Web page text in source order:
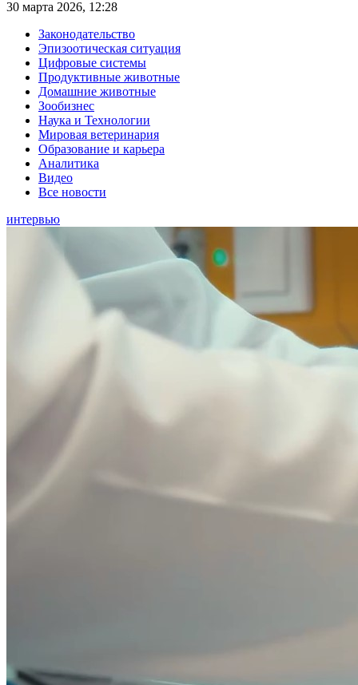
30 марта 2026, 12:28
Законодательство
Эпизоотическая ситуация
Цифровые системы
Продуктивные животные
Домашние животные
Зообизнес
Наука и Технологии
Мировая ветеринария
Образование и карьера
Аналитика
Видео
Все новости
интервью